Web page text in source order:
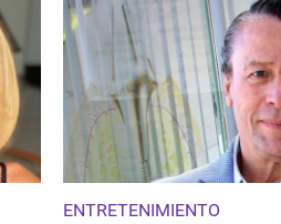
ENTRETENIMIENTO